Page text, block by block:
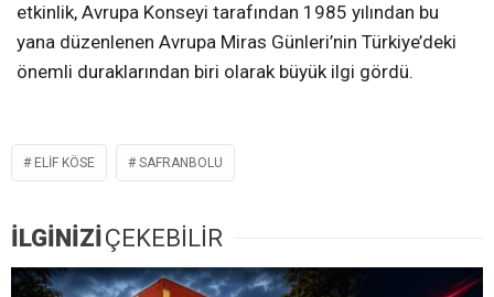
etkinlik, Avrupa Konseyi tarafından 1985 yılından bu
yana düzenlenen Avrupa Miras Günleri’nin Türkiye’deki
önemli duraklarından biri olarak büyük ilgi gördü.
ELIF KÖSE SAFRANBOLU
İLGİNİZİ ÇEKEBİLİR